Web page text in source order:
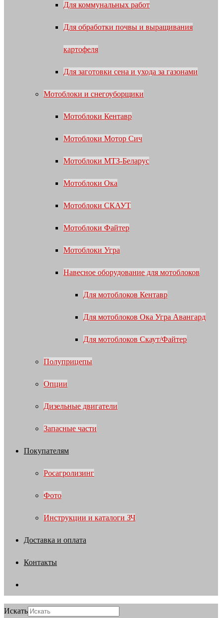
Для коммунальных работ
Для обработки почвы и выращивания
картофеля
Для заготовки сена и ухода за газонами
Мотоблоки и снегоуборщики
Мотоблоки Кентавр
Мотоблоки Мотор Сич
Мотоблоки МТЗ-Беларус
Мотоблоки Ока
Мотоблоки СКАУТ
Мотоблоки Файтер
Мотоблоки Угра
Навесное оборудование для мотоблоков
Для мотоблоков Кентавр
Для мотоблоков Ока Угра Авангард
Для мотоблоков Скаут/Файтер
Полуприцепы
Опции
Дизельные двигатели
Запасные части
Покупателям
Росагролизинг
Фото
Инструкции и каталоги ЗЧ
Доставка и оплата
Контакты
Искать